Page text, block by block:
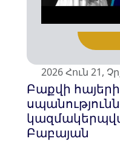
2026 Հուն 21,
Բաքվի
Բաբայան